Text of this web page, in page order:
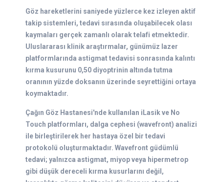
Göz hareketlerini saniyede yüzlerce kez izleyen aktif
takip sistemleri, tedavi sırasında oluşabilecek olası
kaymaları gerçek zamanlı olarak telafi etmektedir.
Uluslararası klinik araştırmalar, günümüz lazer
platformlarında astigmat tedavisi sonrasında kalıntı
kırma kusurunu 0,50 diyoptrinin altında tutma
oranının yüzde doksanın üzerinde seyrettiğini ortaya
koymaktadır.
Çağın Göz Hastanesi'nde kullanılan iLasik ve No
Touch platformları, dalga cephesi (wavefront) analizi
ile birleştirilerek her hastaya özel bir tedavi
protokolü oluşturmaktadır. Wavefront güdümlü
tedavi; yalnızca astigmat, miyop veya hipermetrop
gibi düşük dereceli kırma kusurlarını değil,